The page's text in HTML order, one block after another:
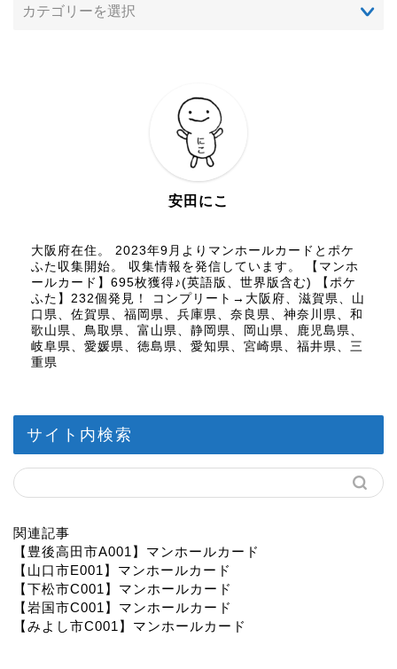
安田にこ
大阪府在住。 2023年9月よりマンホールカードとポケ
ふた収集開始。 収集情報を発信しています。 【マンホ
ールカード】695枚獲得♪(英語版、世界版含む) 【ポケ
ふた】232個発見！ コンプリート→大阪府、滋賀県、山
口県、佐賀県、福岡県、兵庫県、奈良県、神奈川県、和
歌山県、鳥取県、富山県、静岡県、岡山県、鹿児島県、
岐阜県、愛媛県、徳島県、愛知県、宮崎県、福井県、三
重県
サイト内検索
関連記事
【豊後高田市A001】マンホールカード
【山口市E001】マンホールカード
【下松市C001】マンホールカード
【岩国市C001】マンホールカード
【みよし市C001】マンホールカード